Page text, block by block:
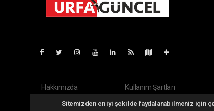
Sitemizden en iyi şekilde faydalanabilmeniz için
Hakkımızda
Kullanım Şartları